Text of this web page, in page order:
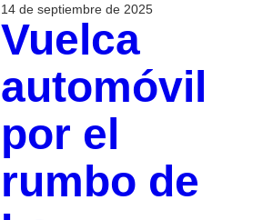
14 de septiembre de 2025
Vuelca
automóvil
por el
rumbo de